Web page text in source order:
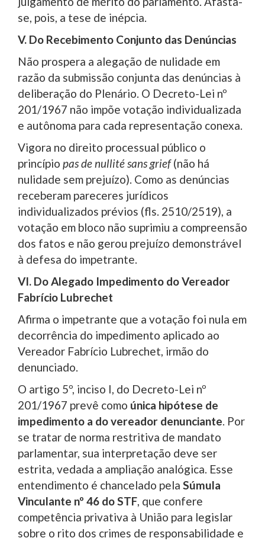
se, pois, a tese de inépcia.
V. Do Recebimento Conjunto das Denúncias
Não prospera a alegação de nulidade em
razão da submissão conjunta das denúncias à
deliberação do Plenário. O Decreto-Lei nº
201/1967 não impõe votação individualizada
e autônoma para cada representação conexa.
Vigora no direito processual público o
princípio pas de nullité sans grief(não há
nulidade sem prejuízo). Como as denúncias
receberam pareceres jurídicos
individualizados prévios (fls. 2510/2519), a
votação em bloco não suprimiu a compreensão
dos fatos e não gerou prejuízo demonstrável
à defesa do impetrante.
VI. Do Alegado Impedimento do Vereador
Fabrício Lubrechet
Afirma o impetrante que a votação foi nula em
decorrência do impedimento aplicado ao
Vereador Fabrício Lubrechet, irmão do
denunciado.
O artigo 5º, inciso I, do Decreto-Lei nº
201/1967 prevê como única hipótese de
impedimento a do vereador denunciante. Por
se tratar de norma restritiva de mandato
parlamentar, sua interpretação deve ser
estrita, vedada a ampliação analógica. Esse
entendimento é chancelado pela Súmula
Vinculante nº 46 do STF, que confere
competência privativa à União para legislar
sobre o rito dos crimes de responsabilidade e